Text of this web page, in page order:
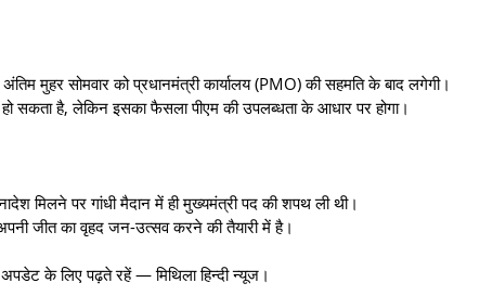
मुहर सोमवार को प्रधानमंत्री कार्यालय (PMO) की सहमति के बाद लगेगी।
हो सकता है, लेकिन इसका फैसला पीएम की उपलब्धता के आधार पर होगा।
मिलने पर गांधी मैदान में ही मुख्यमंत्री पद की शपथ ली थी।
जीत का वृहद जन-उत्सव करने की तैयारी में है।
के लिए पढ़ते रहें — मिथिला हिन्दी न्यूज।